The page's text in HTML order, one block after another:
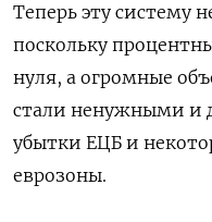
Теперь эту систему
поскольку
нуля, а огромные
стали ненужными и
убытки ЕЦБ и
еврозоны.